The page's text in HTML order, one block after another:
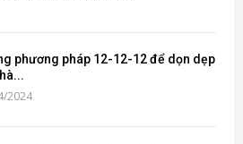
phương pháp 12-12-12 để dọn dẹp
2024